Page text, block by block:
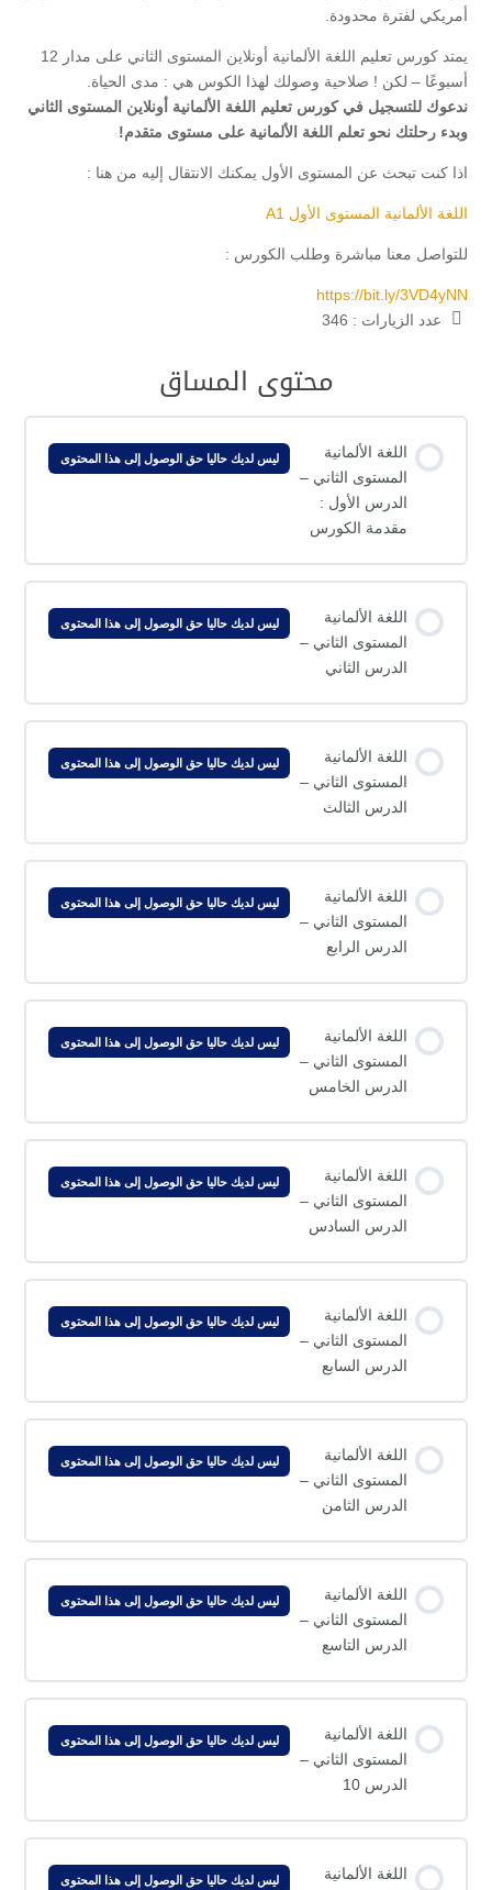
أمريكي لفترة محدودة.
يمتد كورس تعليم اللغة الألمانية أونلاين المستوى الثاني على مدار 12
أسبوعًا – لكن ! صلاحية وصولك لهذا الكوس هي : مدى الحياة.
ندعوك للتسجيل في كورس تعليم اللغة الألمانية أونلاين المستوى الثاني
وبدء رحلتك نحو تعلم اللغة الألمانية على مستوى متقدم!
اذا كنت تبحث عن المستوى الأول يمكنك الانتقال إليه من هنا :
اللغة الألمانية المستوى الأول A1
للتواصل معنا مباشرة وطلب الكورس :
https://bit.ly/3VD4yNN
عدد الزيارات : 346
محتوى المساق
اللغة الألمانية
المستوى الثاني –
الدرس الأول :
مقدمة الكورس
ليس لديك حاليا حق الوصول إلى هذا المحتوى
اللغة الألمانية
المستوى الثاني –
الدرس الثاني
ليس لديك حاليا حق الوصول إلى هذا المحتوى
اللغة الألمانية
المستوى الثاني –
الدرس الثالث
ليس لديك حاليا حق الوصول إلى هذا المحتوى
اللغة الألمانية
المستوى الثاني –
الدرس الرابع
ليس لديك حاليا حق الوصول إلى هذا المحتوى
اللغة الألمانية
المستوى الثاني –
الدرس الخامس
ليس لديك حاليا حق الوصول إلى هذا المحتوى
اللغة الألمانية
المستوى الثاني –
الدرس السادس
ليس لديك حاليا حق الوصول إلى هذا المحتوى
اللغة الألمانية
المستوى الثاني –
الدرس السابع
ليس لديك حاليا حق الوصول إلى هذا المحتوى
اللغة الألمانية
المستوى الثاني –
الدرس الثامن
ليس لديك حاليا حق الوصول إلى هذا المحتوى
اللغة الألمانية
المستوى الثاني –
الدرس التاسع
ليس لديك حاليا حق الوصول إلى هذا المحتوى
اللغة الألمانية
المستوى الثاني –
الدرس 10
ليس لديك حاليا حق الوصول إلى هذا المحتوى
اللغة الألمانية
ليس لديك حاليا حق الوصول إلى هذا المحتوى